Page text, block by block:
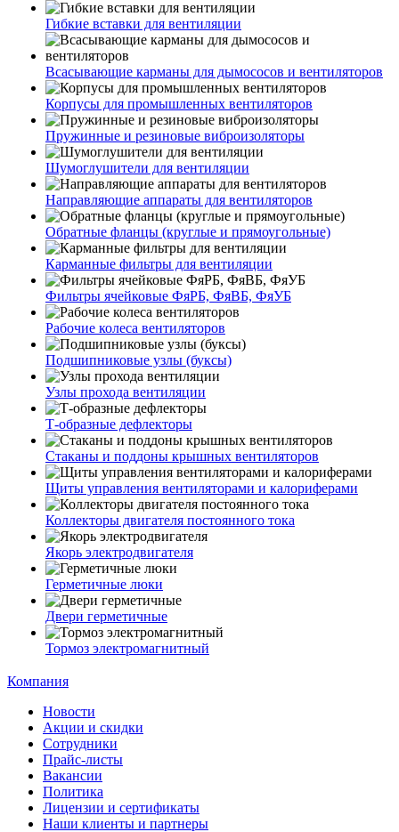
Гибкие вставки для вентиляции
Всасывающие карманы для дымососов и вентиляторов
Корпусы для промышленных вентиляторов
Пружинные и резиновые виброизоляторы
Шумоглушители для вентиляции
Направляющие аппараты для вентиляторов
Обратные фланцы (круглые и прямоугольные)
Карманные фильтры для вентиляции
Фильтры ячейковые ФяРБ, ФяВБ, ФяУБ
Рабочие колеса вентиляторов
Подшипниковые узлы (буксы)
Узлы прохода вентиляции
Т-образные дефлекторы
Стаканы и поддоны крышных вентиляторов
Щиты управления вентиляторами и калориферами
Коллекторы двигателя постоянного тока
Якорь электродвигателя
Герметичные люки
Двери герметичные
Тормоз электромагнитный
Компания
Новости
Акции и скидки
Сотрудники
Прайс-листы
Вакансии
Политика
Лицензии и сертификаты
Наши клиенты и партнеры